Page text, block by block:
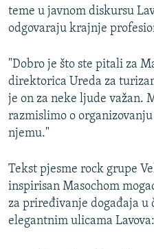
teme u javnom diskursu
odgovaraju krajnje
"Dobro je što ste pitali za
direktorica Ureda za
je on za neke ljude važan.
razmislimo o
njemu."
Tekst pjesme rock grupe
inspirisan Masochom
za priređivanje događaja u
elegantnim ulicama Lavova: